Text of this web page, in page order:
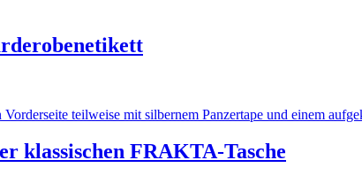
klassischen FRAKTA-Tasche